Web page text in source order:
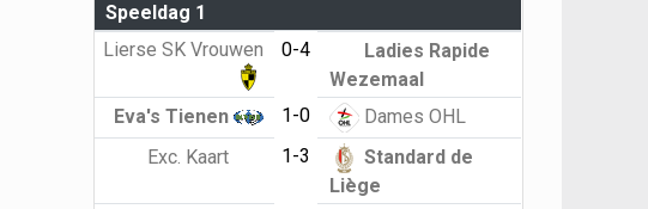
Speeldag 1
Lierse SK Vrouwen
0-4
Ladies Rapide
Wezemaal
Eva's Tienen
1-0
Dames OHL
Exc. Kaart
1-3
Standard de
Liège